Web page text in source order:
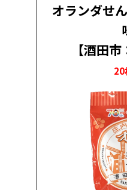
オランダせ
【酒田
20